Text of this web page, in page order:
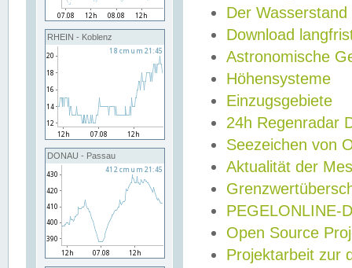
RHEIN - Koblenz
DONAU - Passau
Der Wasserstand
Download
Astronomische
Höhensysteme
Einzugsgebiete
24h Regenradar
Seezeichen von
Aktualität der
PEGELONLINE-
Open Source
Projektarbeit zur